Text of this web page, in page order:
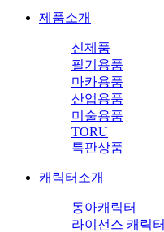
제품소개
신제품
필기용품
마카용품
산업용품
미술용품
TORU
특판상품
캐릭터소개
동아캐릭터
라이선스 캐릭터